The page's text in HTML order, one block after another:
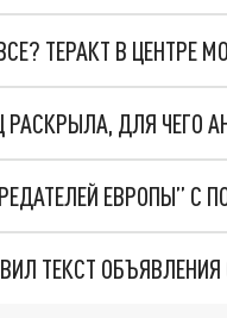
ТЕРАКТ В ЦЕНТРЕ
ЕВРОПЫ” С